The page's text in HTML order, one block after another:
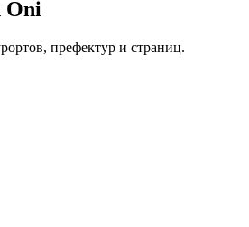
Oni
префектур и страниц.